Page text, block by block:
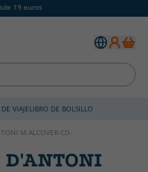
19 euros
VIAJELIBRO DE BOLSILLO
M.ALCOVER-CD-
D'ANTONI